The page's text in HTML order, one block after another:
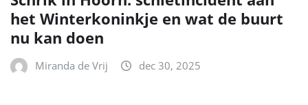
het Winterkoninkje en wat de buurt
nu kan doen
Miranda de Vrij dec 30, 2025